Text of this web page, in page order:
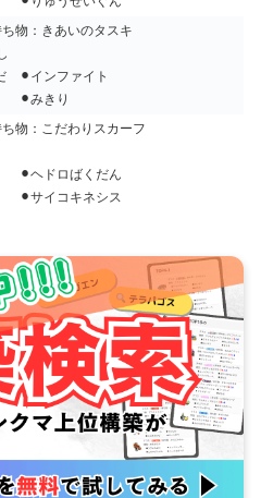
ち物：きあいのタスキ
⚫︎インファイト
みきり
ち物：こだわりスカーフ
⚫︎ヘドロばくだん
⚫︎サイコキネシス